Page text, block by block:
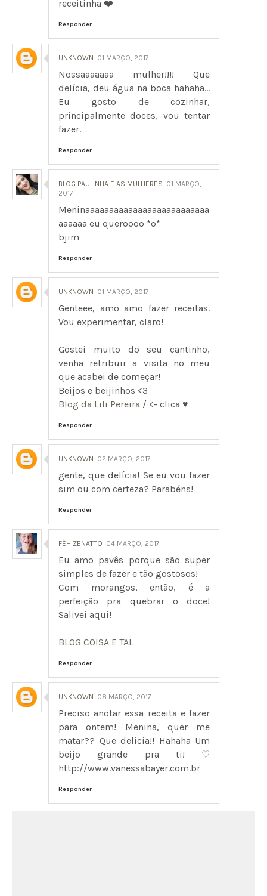
receitinha ❤️
Responder
UNKNOWN 01 MARÇO, 2017
Nossaaaaaaa mulher!!!! Que
delícia, deu água na boca hahaha...
Eu gosto de cozinhar,
principalmente doces, vou tentar
fazer.
Responder
BLOG PAULINHA E AS MULHERES 01 MARÇO,
2017
Meninaaaaaaaaaaaaaaaaaaaaaaaaaa
aaaaaa eu queroooo *o*
bjim
Responder
UNKNOWN 01 MARÇO, 2017
Genteee, amo amo fazer receitas.
Vou experimentar, claro!
Gostei muito do seu cantinho,
venha retribuir a visita no meu
que acabei de começar!
Beijos e beijinhos <3
Blog da Lili Pereira / <- clica ♥
Responder
UNKNOWN 02 MARÇO, 2017
gente, que delícia! Se eu vou fazer
sim ou com certeza? Parabéns!
Responder
FÊH ZENATTO 04 MARÇO, 2017
Eu amo pavês porque são super
simples de fazer e tão gostosos!
Com morangos, então, é a
perfeição pra quebrar o doce!
Salivei aqui!
BLOG COISA E TAL
Responder
UNKNOWN 08 MARÇO, 2017
Preciso anotar essa receita e fazer
para ontem! Menina, quer me
matar?? Que delicia!! Hahaha Um
beijo grande pra ti! ♡
http://www.vanessabayer.com.br
Responder